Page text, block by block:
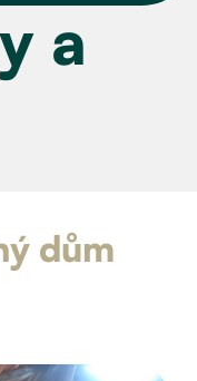
a
dům